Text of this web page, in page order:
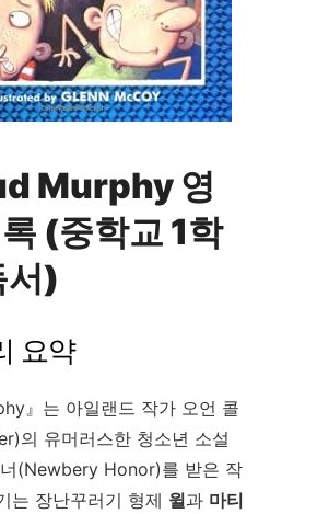
Murphy 영
(중학교 1학
서)
요약
』는 아일랜드 작가 오언 콜
의 유머러스한 청소년 소설
(Newbery Honor)를 받은 작
는 장난꾸러기 형제 윌과 마티